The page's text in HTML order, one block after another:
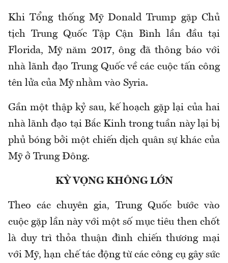
Khi Tổng thống Mỹ Donald Trump gặp Chủ
tịch Trung Quốc Tập Cận Bình lần đầu tại
Florida, Mỹ năm 2017, ông đã thông báo với
nhà lãnh đạo Trung Quốc về các cuộc tấn công
tên lửa của Mỹ nhằm vào Syria.
Gần một thập kỷ sau, kế hoạch gặp lại của hai
nhà lãnh đạo tại Bắc Kinh trong tuần này lại bị
phủ bóng bởi một chiến dịch quân sự khác của
Mỹ ở Trung Đông.
KỲ VỌNG KHÔNG LỚN
Theo các chuyên gia, Trung Quốc bước vào
cuộc gặp lần này với một số mục tiêu then chốt
là duy trì thỏa thuận đình chiến thương mại
với Mỹ, hạn chế tác động từ các công cụ gây sức